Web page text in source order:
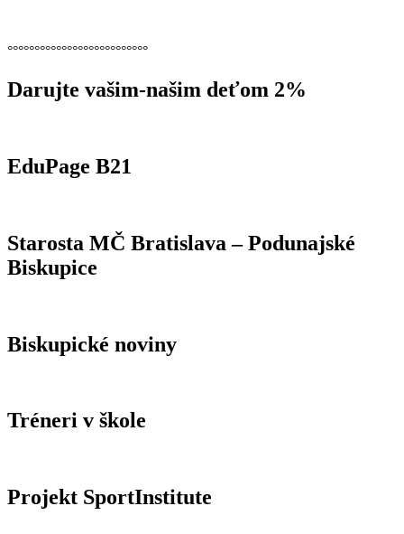
°°°°°°°°°°°°°°°°°°°°°°°°°°
Darujte vašim-našim deťom 2%
EduPage B21
Starosta MČ Bratislava – Podunajské
Biskupice
Biskupické noviny
Tréneri v škole
Projekt SportInstitute